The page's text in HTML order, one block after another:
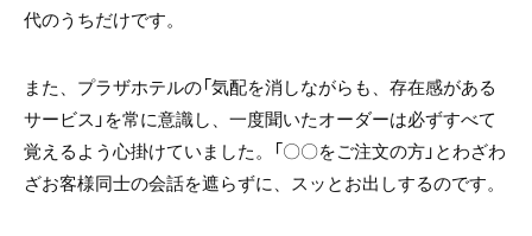
代のうちだけです。
また、プラザホテルの「気配を消しながらも、存在感がある
サービス」を常に意識し、一度聞いたオーダーは必ずすべて
覚えるよう心掛けていました。「〇〇をご注文の方」とわざわ
ざお客様同士の会話を遮らずに、スッとお出しするのです。